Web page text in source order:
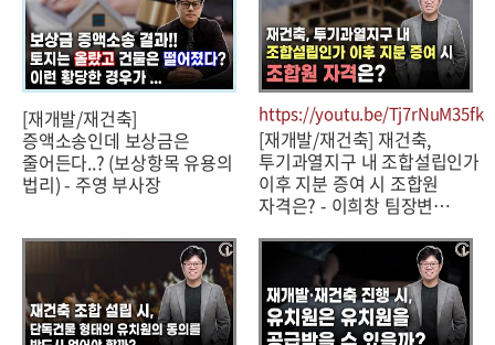
[재개발/재건축]
증액소송인데 보상금은
줄어든다..? (보상항목 유용의
법리) - 주영 부사장
https://youtu.be/Tj7rNuM35fk
[재개발/재건축] 재건축,
투기과열지구 내 조합설립인가
이후 지분 증여 시 조합원
자격은? - 이희창 팀장변…